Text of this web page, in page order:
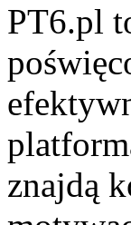
PT6.pl
znajdą